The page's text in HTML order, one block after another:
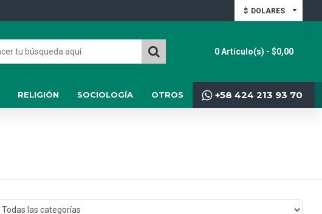
$ DOLARES
0 Artículo(s) - $0,00
RELIGIÓN SOCIOLOGÍA OTROS +58 424 213 93 70